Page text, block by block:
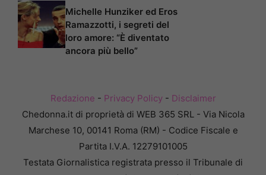
Michelle Hunziker ed Eros
Ramazzotti, i segreti del
loro amore: “È diventato
ancora più bello”
Redazione - Privacy Policy- Disclaimer
Chedonna.it di proprietà di WEB 365 SRL - Via Nicola
Marchese 10, 00141 Roma (RM) - Codice Fiscale e
Partita I.V.A. 12279101005
Testata Giornalistica registrata presso il Tribunale di